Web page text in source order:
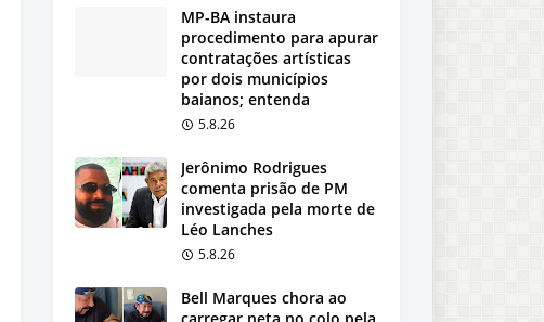
MP-BA instaura
procedimento para apurar
contratações artísticas
por dois municípios
baianos; entenda
5.8.26
Jerônimo Rodrigues
comenta prisão de PM
investigada pela morte de
Léo Lanches
5.8.26
Bell Marques chora ao